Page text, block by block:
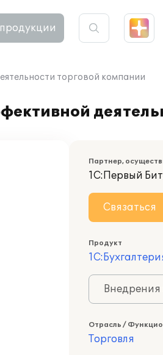
торговой компании
Партнер,
1С:Первый
Связаться
Продукт
Внедрения
Отрасль /
Торговля